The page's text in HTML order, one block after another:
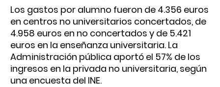
Los gastos por alumno fueron de 4.356 euros
en centros no universitarios concertados, de
4.958 euros en no concertados y de 5.421
euros en la enseñanza universitaria. La
Administración pública aportó el 57% de los
ingresos en la privada no universitaria, según
una encuesta del INE.